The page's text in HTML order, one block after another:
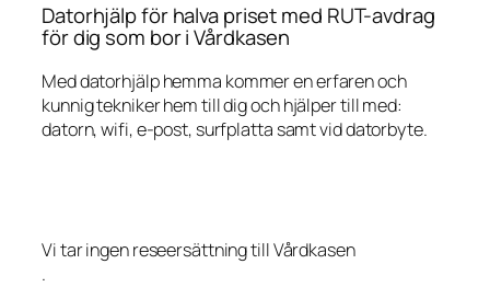
Datorhjälp för halva priset med RUT-avdrag
för dig som bor i Vårdkasen
Med datorhjälp hemma kommer en erfaren och
kunnig tekniker hem till dig och hjälper till med:
datorn, wifi, e-post, surfplatta samt vid datorbyte.
Vi tar ingen reseersättning till Vårdkasen
.